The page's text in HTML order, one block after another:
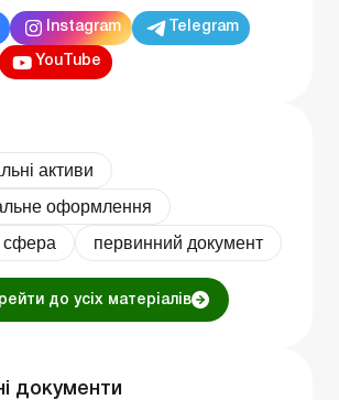
Instagram Telegram
YouTube
активи
оформлення
сфера
первинний документ
до усіх матеріалів
документи